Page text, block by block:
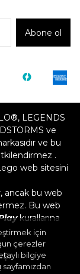
için
çerezler
bilgiye
sayfamızdan
Abone ol
LEGENDS
ve
ve bu
.
web sitesini
ancak bu web
Bu web
kurallarına